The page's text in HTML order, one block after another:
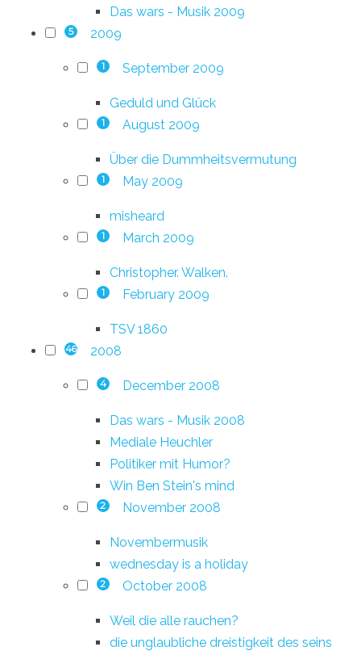
Das wars - Musik 2009
5 2009
1 September 2009
Geduld und Glück
1 August 2009
Über die Dummheitsvermutung
1 May 2009
misheard
1 March 2009
Christopher. Walken.
1 February 2009
TSV 1860
46 2008
4 December 2008
Das wars - Musik 2008
Mediale Heuchler
Politiker mit Humor?
Win Ben Stein's mind
2 November 2008
Novembermusik
wednesday is a holiday
2 October 2008
Weil die alle rauchen?
die unglaubliche dreistigkeit des seins